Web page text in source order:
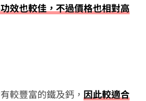
效也較佳，不過價格也相對高
較豐富的鐵及鈣， 因此較適合